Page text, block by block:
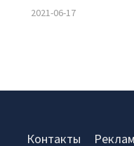
2021-06-17
Контакты